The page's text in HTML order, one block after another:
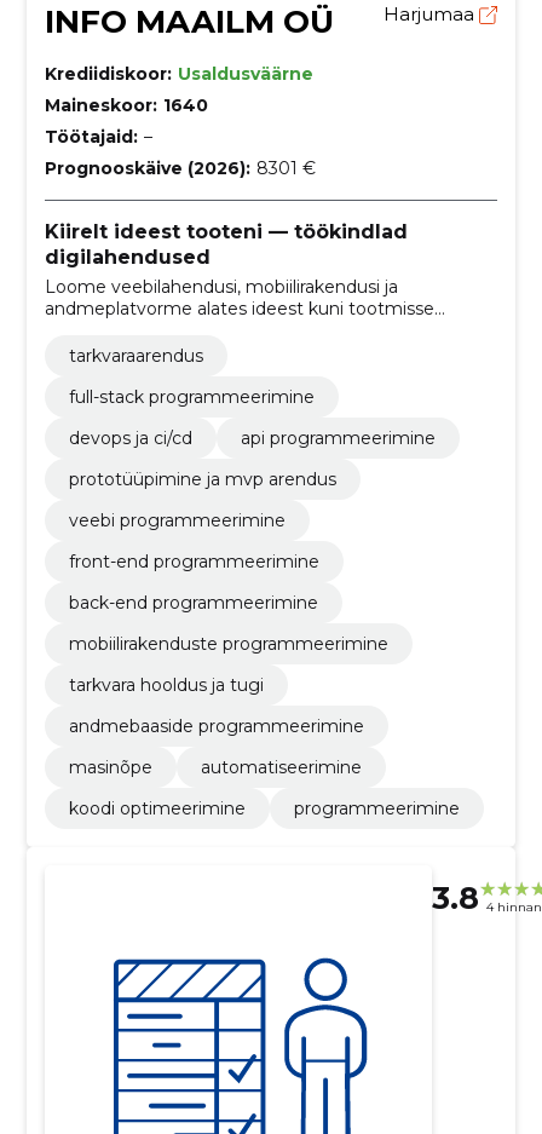
INFO MAAILM OÜ Harjumaa
Krediidiskoor: Usaldusväärne
Maineskoor: 1640
Töötajaid: –
Prognooskäive (2026): 8301 €
Kiirelt ideest tooteni — töökindlad
digilahendused
Loome veebilahendusi, mobiilirakendusi ja
andmeplatvorme alates ideest kuni tootmisse
hoolduskulusid.
tarkvaraarendus
full-stack programmeerimine
devops ja ci/cd
api programmeerimine
prototüüpimine ja mvp arendus
veebi programmeerimine
front-end programmeerimine
back-end programmeerimine
mobiilirakenduste programmeerimine
tarkvara hooldus ja tugi
andmebaaside programmeerimine
masinõpe
automatiseerimine
koodi optimeerimine
programmeerimine
3.8 4